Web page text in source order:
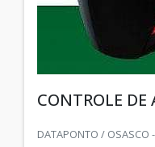
CONTROLE DE
DATAPONTO / OSASCO